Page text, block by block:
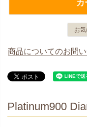
カ
お
商品についてのお問
Platinum900